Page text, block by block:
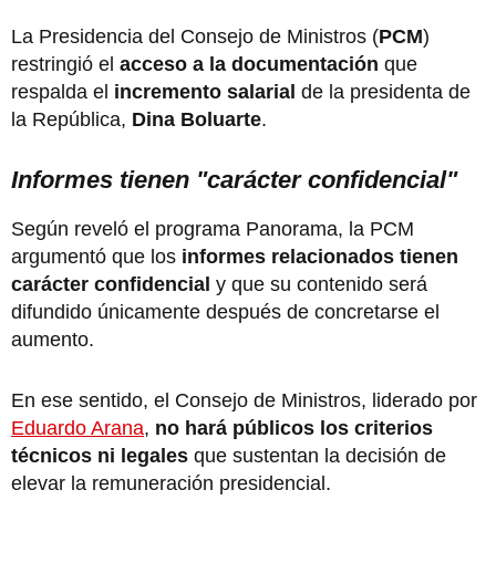
La Presidencia del Consejo de Ministros (PCM)
restringió el acceso a la documentación que
respalda el incremento salarial de la presidenta de
la República, Dina Boluarte.
Informes tienen "carácter confidencial"
Según reveló el programa Panorama, la PCM
argumentó que los informes relacionados tienen
carácter confidencial y que su contenido será
difundido únicamente después de concretarse el
aumento.
En ese sentido, el Consejo de Ministros, liderado por
Eduardo Arana, no hará públicos los criterios
técnicos ni legales que sustentan la decisión de
elevar la remuneración presidencial.